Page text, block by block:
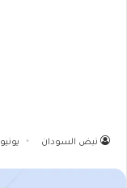
نبض السودان يونيو 3, 2026